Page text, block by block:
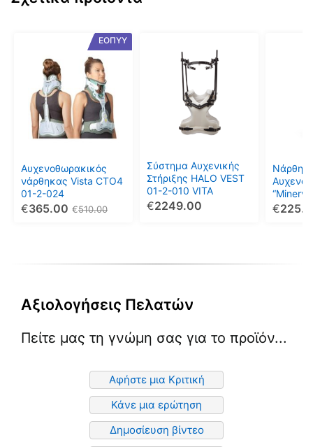
ΕΟΠΥΥ
Αυχενοθωρακικός
νάρθηκας Vista CTO4
01-2-024
510.00
€
365.00
€
προϊόν
πολλαπλές
παραλλαγές.
μπορούν
να
επιλεγούν
στη
Σύστημα Αυχενικής
Στήριξης HALO VEST
01-2-010 VITA
2249.00
€
πολλαπλές
παραλλαγές.
μπορούν
να
επιλεγούν
στη
2-028
€
να
στη
Αξιολογήσεις Πελατών
Πείτε μας τη γνώμη σας για το προϊόν...
Αφήστε μια Κριτική
Κάνε μια ερώτηση
Δημοσίευση βίντεο